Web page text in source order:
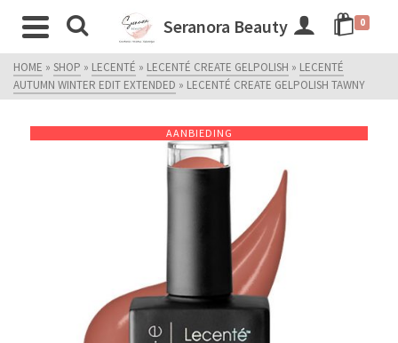
Seranora Beauty 0
HOME » SHOP » LECENTÉ » LECENTÉ CREATE GELPOLISH » LECENTÉ
AUTUMN WINTER EDIT EXTENDED » LECENTÉ CREATE GELPOLISH TAWNY
AANBIEDING